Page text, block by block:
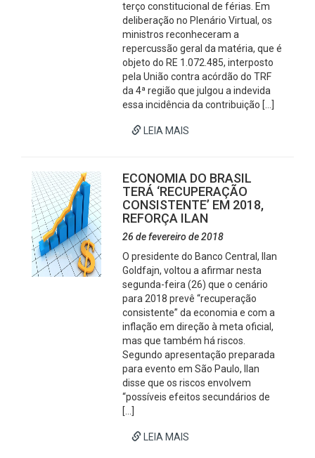
terço constitucional de férias. Em
deliberação no Plenário Virtual, os
ministros reconheceram a
repercussão geral da matéria, que é
objeto do RE 1.072.485, interposto
pela União contra acórdão do TRF
da 4ª região que julgou a indevida
essa incidência da contribuição […]
LEIA MAIS
ECONOMIA DO BRASIL
TERÁ ‘RECUPERAÇÃO
CONSISTENTE’ EM 2018,
REFORÇA ILAN
26 de fevereiro de 2018
O presidente do Banco Central, Ilan
Goldfajn, voltou a afirmar nesta
segunda-feira (26) que o cenário
para 2018 prevê “recuperação
consistente” da economia e com a
inflação em direção à meta oficial,
mas que também há riscos.
Segundo apresentação preparada
para evento em São Paulo, Ilan
disse que os riscos envolvem
“possíveis efeitos secundários de
[…]
LEIA MAIS